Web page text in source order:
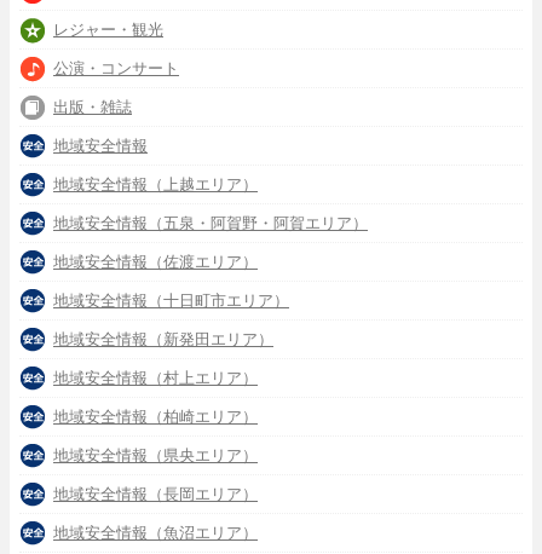
レジャー・観光
公演・コンサート
出版・雑誌
地域安全情報
地域安全情報（上越エリア）
地域安全情報（五泉・阿賀野・阿賀エリア）
地域安全情報（佐渡エリア）
地域安全情報（十日町市エリア）
地域安全情報（新発田エリア）
地域安全情報（村上エリア）
地域安全情報（柏崎エリア）
地域安全情報（県央エリア）
地域安全情報（長岡エリア）
地域安全情報（魚沼エリア）